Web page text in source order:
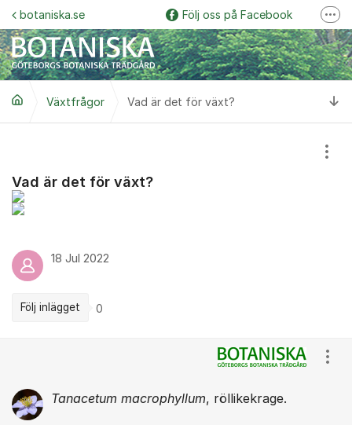
Hoppa till innehåll
botaniska.se Följ oss på Facebook
Följ oss på Instagram
Botaniska trädgårdspodden
Botaniskas vänner
Garden Explorer
Växtfrågor Vad är det för växt?
Vad är det för växt?
18 Jul 2022
Följ inlägget 0
Tanacetum macrophyllum, röllikekrage.